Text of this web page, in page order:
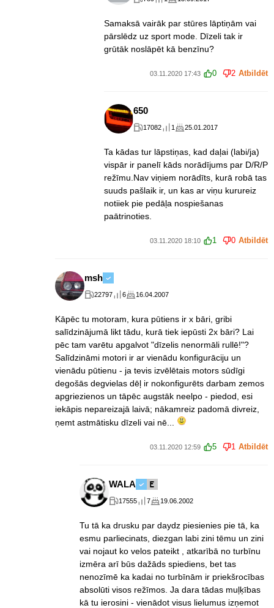
Samaksā vairāk par stūres lāptiņām vai
pārslēdz uz sport mode. Dīzeli tak ir
grūtāk noslāpēt kā benzīnu?
03.11.2020 17:43 0 2 Atbildēt
650
17082 1 25.01.2017
Ta kādas tur lāpstiņas, kad daļai (labi/ja)
vispār ir panelī kāds norādījums par D/R/P
režīmu.Nav viņiem norādīts, kurā robā tas
suuds pašlaik ir, un kas ar viņu kurureiz
notiiek pie pedāļa nospiešanas
paātrinoties.
03.11.2020 18:10 1 0 Atbildēt
msh
22797 6 16.04.2007
Kāpēc tu motoram, kura pūtiens ir x bāri, gribi
salīdzinājumā likt tādu, kurā tiek iepūsti 2x bāri? Lai
pēc tam varētu apgalvot "dīzelis nenormāli rullē!"?
Salīdzināmi motori ir ar vienādu konfigurāciju un
vienādu pūtienu - ja tevis izvēlētais motors sūdīgi
degošās degvielas dēļ ir nokonfigurēts darbam zemos
apgriezienos un tāpēc augstāk neelpo - piedod, esi
iekāpis nepareizajā laivā; nākamreiz padomā divreiz,
ņemt astmātisku dīzeli vai nē...
03.11.2020 12:59 5 1 Atbildēt
WALA
17555 7 19.06.2002
Tu tā ka drusku par daydz piesienies pie tā, ka
esmu parliecinats, diezgan labi zini tēmu un zini
vai nojaut ko velos pateikt , atkarībā no turbīnu
izmēra arī būs dažāds spiediens, bet tas
nenozīmē ka kadai no turbīnām ir priekšrocības
absolūti visos režīmos. Ja dara tādas muļķības
kā tu ierosini - vienādot visus lielumus izņemot